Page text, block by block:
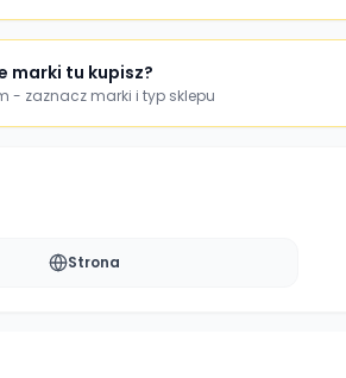
marki tu kupisz?
- zaznacz marki i typ sklepu
Strona